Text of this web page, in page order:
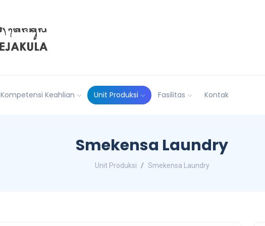
Kompetensi Keahlian Unit Produksi Fasilitas Kontak
Smekensa Laundry
Unit Produksi Smekensa Laundry